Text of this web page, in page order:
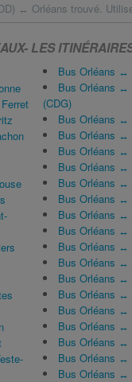
↔ Orléans trouvé.
LES
Bus Orléans ↔
Bus Orléans ↔
(CDG)
Bus Orléans ↔
Bus Orléans ↔
Bus Orléans ↔
Bus Orléans ↔
Bus Orléans ↔
Bus Orléans ↔
Bus Orléans ↔
Bus Orléans ↔
Bus Orléans ↔
Bus Orléans ↔
Bus Orléans ↔
Bus Orléans ↔
Bus Orléans ↔
Bus Orléans ↔
Bus Orléans ↔
Bus Orléans ↔
Bus Orléans ↔